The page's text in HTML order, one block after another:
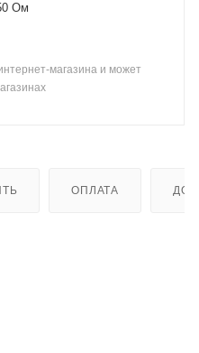
Ом
магазина и может
ОПЛАТА